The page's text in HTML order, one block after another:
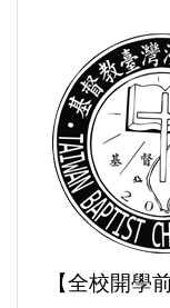
【全校開學